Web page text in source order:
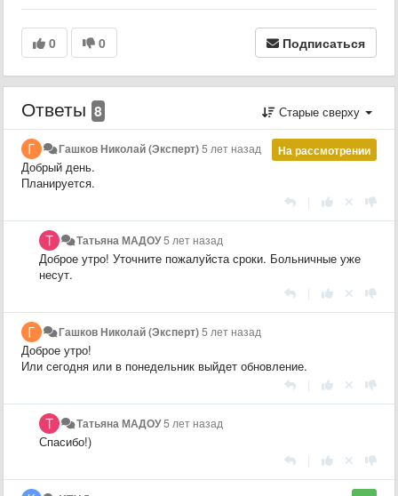
0 0 Подписаться
Ответы 8 Старые сверху
На рассмотрении
Гашков Николай (Эксперт)5 лет назад
Добрый день.
Планируется.
Татьяна МАДОУ5 лет назад
Доброе утро! Уточните пожалуйста сроки. Больничные уже
несут.
Гашков Николай (Эксперт)5 лет назад
Доброе утро!
Или сегодня или в понедельник выйдет обновление.
Татьяна МАДОУ5 лет назад
Спасибо!)